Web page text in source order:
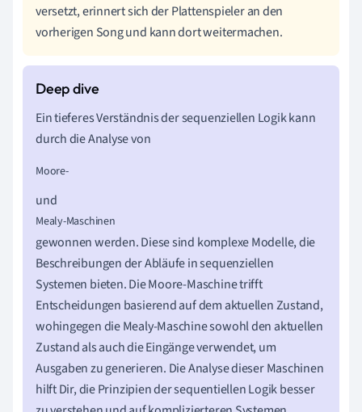
versetzt, erinnert sich der Plattenspieler an den
vorherigen Song und kann dort weitermachen.
Ein tieferes Verständnis der sequenziellen Logik kann
durch die Analyse von
Moore-
und
Mealy-Maschinen
gewonnen werden. Diese sind komplexe Modelle, die
Beschreibungen der Abläufe in sequenziellen
Systemen bieten. Die Moore-Maschine trifft
Entscheidungen basierend auf dem aktuellen Zustand,
wohingegen die Mealy-Maschine sowohl den aktuellen
Zustand als auch die Eingänge verwendet, um
Ausgaben zu generieren. Die Analyse dieser Maschinen
hilft Dir, die Prinzipien der sequentiellen Logik besser